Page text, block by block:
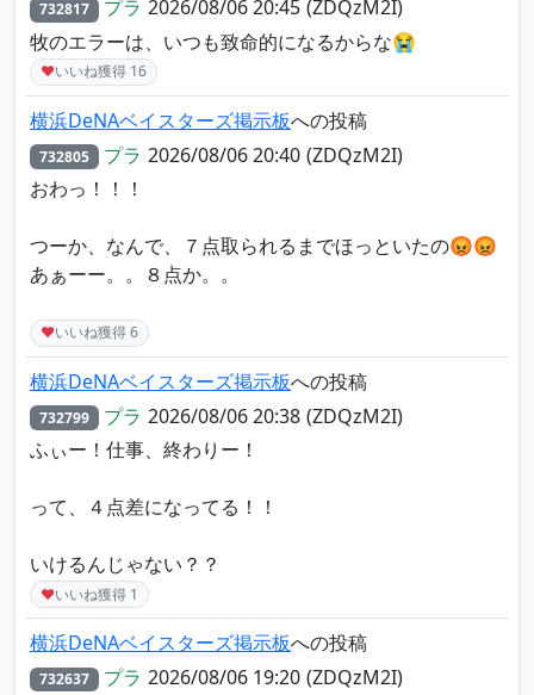
732817 プラ 2026/08/06 20:45 (ZDQzM2I)
牧のエラーは、いつも致命的になるからな😭
♥いいね獲得 16
横浜DeNAベイスターズ掲示板への投稿
732805 プラ 2026/08/06 20:40 (ZDQzM2I)
おわっ！！！
つーか、なんで、７点取られるまでほっといたの😡😡
あぁーー。。８点か。。
♥いいね獲得6
横浜DeNAベイスターズ掲示板への投稿
732799 プラ 2026/08/06 20:38 (ZDQzM2I)
ふぃー！仕事、終わりー！
って、４点差になってる！！
いけるんじゃない？？
♥いいね獲得 1
横浜DeNAベイスターズ掲示板への投稿
732637 プラ 2026/08/06 19:20 (ZDQzM2I)